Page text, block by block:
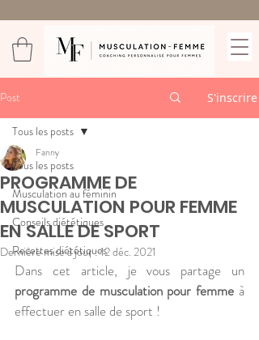
Post S'inscrire
Tous les posts
Musculation au féminin
Conseils diététiques
Recettes diététiques
Tous les posts
PROGRAMME DE
MUSCULATION POUR FEMME
EN SALLE DE SPORT
Fanny
Dernière mise à jour :12 déc. 2021
programme de musculation pour femme à
effectuer en salle de sport !